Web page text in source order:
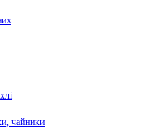
чайники